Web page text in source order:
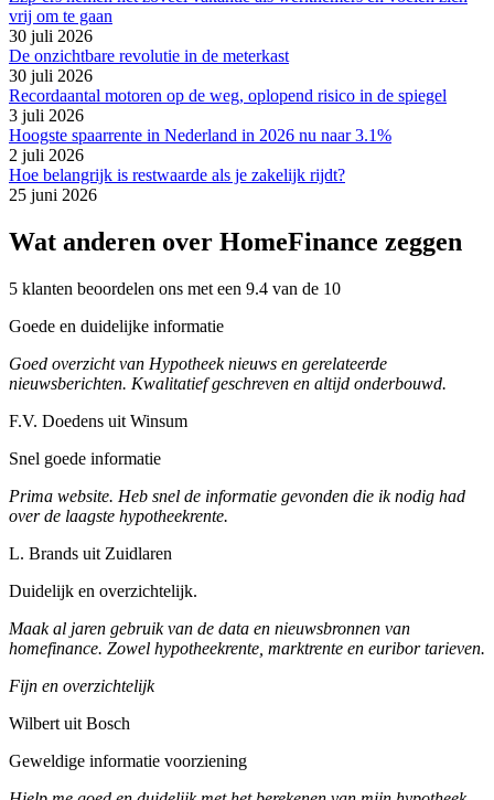
vrij om te gaan
30 juli 2026
De onzichtbare revolutie in de meterkast
30 juli 2026
Recordaantal motoren op de weg, oplopend risico in de spiegel
3 juli 2026
Hoogste spaarrente in Nederland in 2026 nu naar 3.1%
2 juli 2026
Hoe belangrijk is restwaarde als je zakelijk rijdt?
25 juni 2026
Wat anderen over HomeFinance zeggen
5 klanten beoordelen ons met een 9.4 van de 10
Goede en duidelijke informatie
Goed overzicht van Hypotheek nieuws en gerelateerde
nieuwsberichten. Kwalitatief geschreven en altijd onderbouwd.
F.V. Doedens uit Winsum
Snel goede informatie
Prima website. Heb snel de informatie gevonden die ik nodig had
over de laagste hypotheekrente.
L. Brands uit Zuidlaren
Duidelijk en overzichtelijk.
Maak al jaren gebruik van de data en nieuwsbronnen van
homefinance. Zowel hypotheekrente, marktrente en euribor tarieven.
Fijn en overzichtelijk
Wilbert uit Bosch
Geweldige informatie voorziening